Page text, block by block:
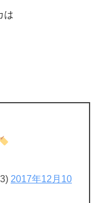
は
2017年12月10